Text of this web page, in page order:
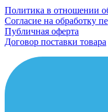
Политика в отношении
Согласие на обработку
Публичная оферта
Договор поставки товара